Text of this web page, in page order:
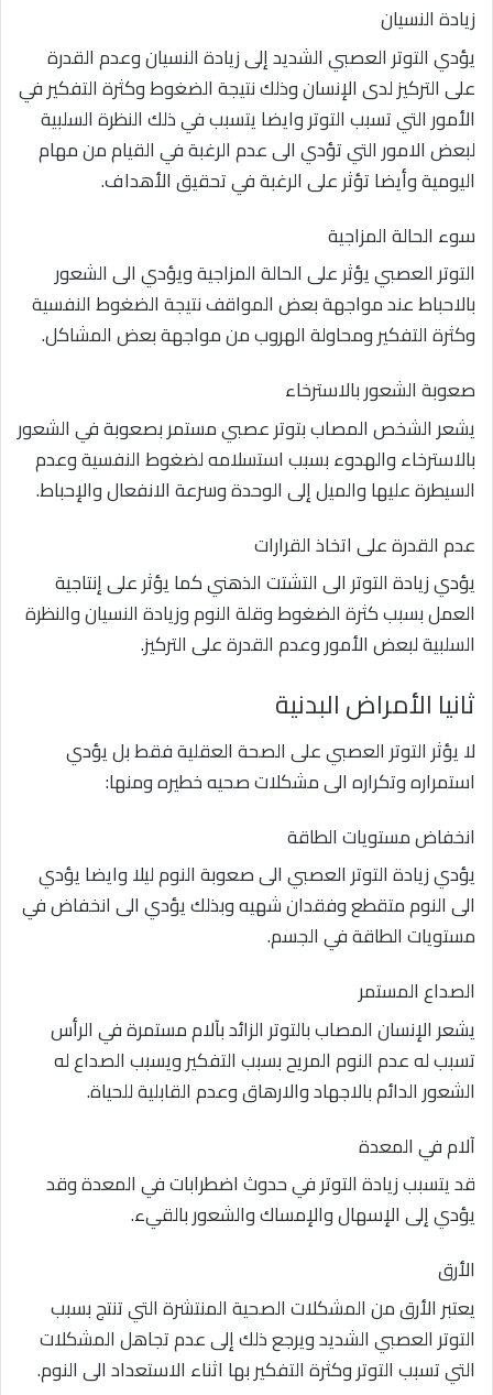
زيادة النسيان
يؤدي التوتر العصبي الشديد إلى زيادة النسيان وعدم القدرة
على التركيز لدى الإنسان وذلك نتيجة الضغوط وكثرة التفكير في
الأمور التي تسبب التوتر وايضا يتسبب في ذلك النظرة السلبية
لبعض الامور التي تؤدي الى عدم الرغبة في القيام من مهام
اليومية وأيضا تؤثر على الرغبة في تحقيق الأهداف.
سوء الحالة المزاجية
التوتر العصبي يؤثر على الحالة المزاجية ويؤدي الى الشعور
بالاحباط عند مواجهة بعض المواقف نتيجة الضغوط النفسية
وكثرة التفكير ومحاولة الهروب من مواجهة بعض المشاكل.
صعوبة الشعور بالاسترخاء
يشعر الشخص المصاب بتوتر عصبي مستمر بصعوبة في الشعور
بالاسترخاء والهدوء بسبب استسلامه لضغوط النفسية وعدم
السيطرة عليها والميل إلى الوحدة وسرعة الانفعال والإحباط.
عدم القدرة على اتخاذ القرارات
يؤدي زيادة التوتر الى التشتت الذهني كما يؤثر على إنتاجية
العمل بسبب كثرة الضغوط وقلة النوم وزيادة النسيان والنظرة
السلبية لبعض الأمور وعدم القدرة على التركيز.
ثانيا الأمراض البدنية
لا يؤثر التوتر العصبي على الصحة العقلية فقط بل يؤدي
استمراره وتكراره الى مشكلات صحيه خطيره ومنها:
انخفاض مستويات الطاقة
يؤدي زيادة التوتر العصبي الى صعوبة النوم ليلا وايضا يؤدي
الى النوم متقطع وفقدان شهيه وبذلك يؤدي الى انخفاض في
مستويات الطاقة في الجسم.
الصداع المستمر
يشعر الإنسان المصاب بالتوتر الزائد بآلام مستمرة في الرأس
تسبب له عدم النوم المريح بسبب التفكير ويسبب الصداع له
الشعور الدائم بالاجهاد والارهاق وعدم القابلية للحياة.
آلام في المعدة
قد يتسبب زيادة التوتر في حدوث اضطرابات في المعدة وقد
يؤدي إلى الإسهال والإمساك والشعور بالقيء.
الأرق
يعتبر الأرق من المشكلات الصحية المنتشرة التي تنتج بسبب
التوتر العصبي الشديد ويرجع ذلك إلى عدم تجاهل المشكلات
التي تسبب التوتر وكثرة التفكير بها اثناء الاستعداد الى النوم.